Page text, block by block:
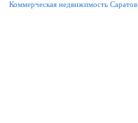
Коммерческая недвижимость Саратов